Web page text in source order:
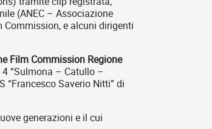
(ANEC – Associazione
Commission, e alcuni dirigenti
Film Commission Regione
“Sulmona – Catullo –
“Francesco Saverio Nitti” di
generazioni e il cui